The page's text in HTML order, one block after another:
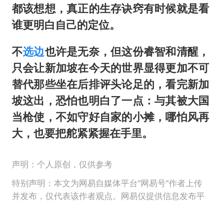
都该想想，真正的生存诀窍有时候就是看
谁更明白自己的定位。
不选边也许是无奈，但这份睿智和清醒，
只会让新加坡在今天的世界显得更加不可
替代那些坐在后排评头论足的，看完新加
坡这出，恐怕也明白了一点：与其被大国
当枪使，不如守好自家的小摊，哪怕风再
大，也要把舵紧紧握在手里。
声明：个人原创，仅供参考
特别声明：本文为网易自媒体平台“网易号”作者上传
并发布，仅代表该作者观点。网易仅提供信息发布平